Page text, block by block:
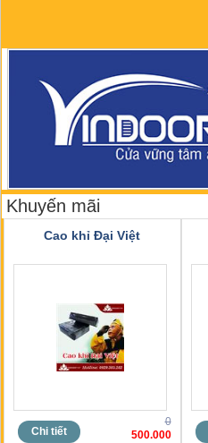
Khuyến mãi
Cao khỉ Đại Việt
Chi tiết
0
500.000